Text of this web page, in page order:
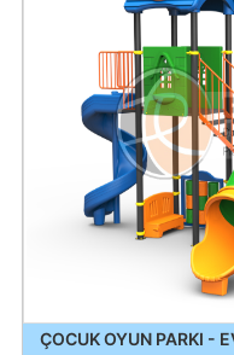
ÇOCUK OYUN PARKI -